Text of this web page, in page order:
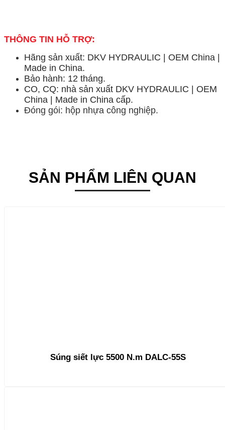
THÔNG TIN HỖ TRỢ:
Hãng sản xuất: DKV HYDRAULIC | OEM China |
Made in China.
Bảo hành: 12 tháng.
CO, CQ: nhà sản xuất DKV HYDRAULIC | OEM
China | Made in China cấp.
Đóng gói: hộp nhựa công nghiệp.
SẢN PHẨM LIÊN QUAN
Súng siết lực 5500 N.m DALC-55S